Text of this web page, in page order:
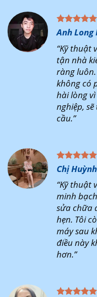
Anh Long
“Kỹ thuật
tận nhà
ràng
không có
hài lòng
nghiệp,
cầu.”
Chị
“Kỹ thuật
minh
sửa chữa
hẹn. Tôi
máy sau
điều này
hơn.”